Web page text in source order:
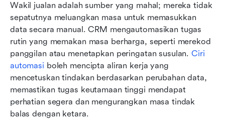
Wakil jualan adalah sumber yang mahal; mereka tidak
sepatutnya meluangkan masa untuk memasukkan
data secara manual. CRM mengautomasikan tugas
rutin yang memakan masa berharga, seperti merekod
panggilan atau menetapkan peringatan susulan. Ciri
automasi boleh mencipta aliran kerja yang
mencetuskan tindakan berdasarkan perubahan data,
memastikan tugas keutamaan tinggi mendapat
perhatian segera dan mengurangkan masa tindak
balas dengan ketara.